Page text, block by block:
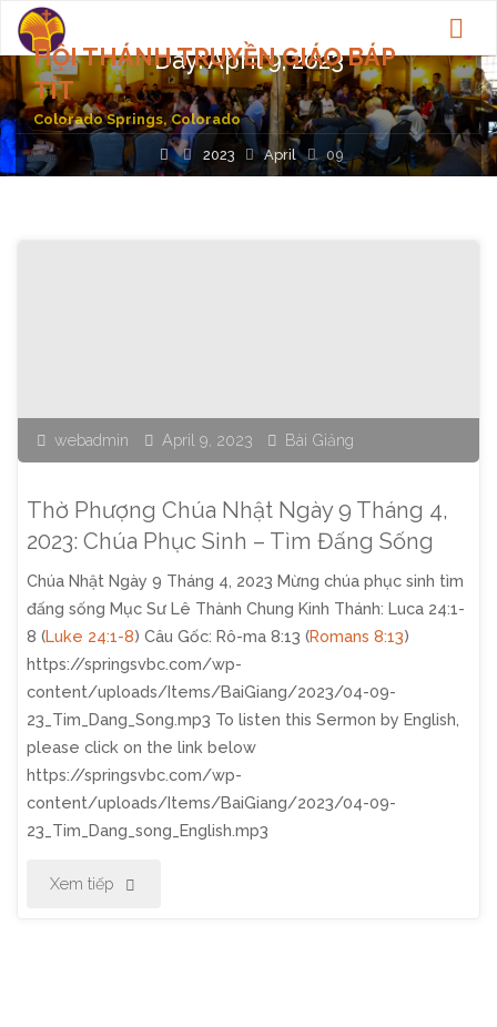
HỘI THÁNH TRUYỀN GIÁO BÁP
TÍT
Colorado Springs, Colorado
Day:April 9, 2023
Home2023 April 09
webadmin April 9, 2023 Bài Giảng
Thờ Phượng Chúa Nhật Ngày 9 Tháng 4,
2023: Chúa Phục Sinh – Tìm Đấng Sống
Chúa Nhật Ngày 9 Tháng 4, 2023 Mừng chúa phục sinh tìm
đấng sống Mục Sư Lê Thành Chung Kinh Thánh: Luca 24:1-
8 (Luke 24:1-8) Câu Gốc: Rô-ma 8:13 (Romans 8:13)
https://springsvbc.com/wp-
content/uploads/Items/BaiGiang/2023/04-09-
23_Tim_Dang_Song.mp3 To listen this Sermon by English,
please click on the link below
https://springsvbc.com/wp-
content/uploads/Items/BaiGiang/2023/04-09-
23_Tim_Dang_song_English.mp3
Xem tiếp "Thờ